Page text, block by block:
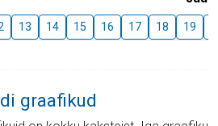
13 14 15 16 17 18 19
graafikud